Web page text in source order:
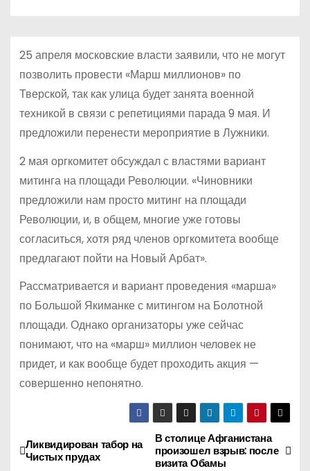
25 апреля московские власти заявили, что не могут
позволить провести «Марш миллионов» по
Тверской, так как улица будет занята военной
техникой в связи с репетициями парада 9 мая. И
предложили перенести мероприятие в Лужники.
2 мая оргкомитет обсуждал с властями вариант
митинга на площади Революции. «Чиновники
предложили нам просто митинг на площади
Революции, и, в общем, многие уже готовы
согласиться, хотя ряд членов оргкомитета вообще
предлагают пойти на Новый Арбат».
Рассматривается и вариант проведения «марша»
по Большой Якиманке с митингом на Болотной
площади. Однако организаторы уже сейчас
понимают, что на «марш» миллион человек не
придет, и как вообще будет проходить акция —
совершенно непонятно.
Н
В столице Афганистана
произошел взрыв: после
визита Обамы
Ликвидирован табор на
Чистых прудах